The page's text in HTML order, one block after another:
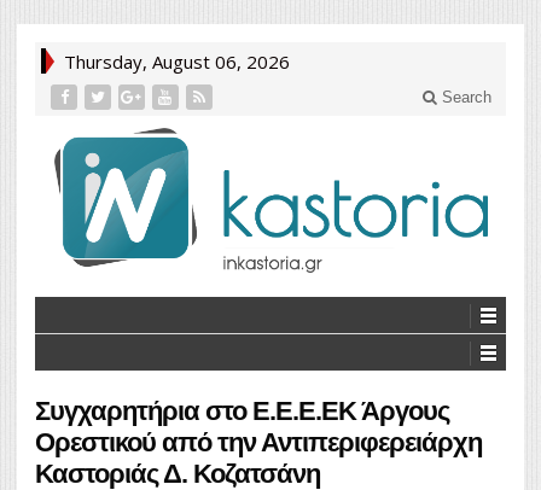
Thursday, August 06, 2026
Search
Συγχαρητήρια στο Ε.Ε.Ε.ΕΚ Άργους
Ορεστικού από την Αντιπεριφερειάρχη
Καστοριάς Δ. Κοζατσάνη